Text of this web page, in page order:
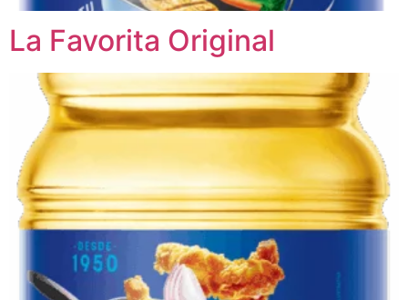
La Favorita Original